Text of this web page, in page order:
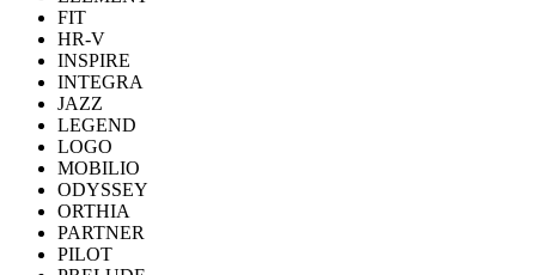
FIT
HR-V
INSPIRE
INTEGRA
JAZZ
LEGEND
LOGO
MOBILIO
ODYSSEY
ORTHIA
PARTNER
PILOT